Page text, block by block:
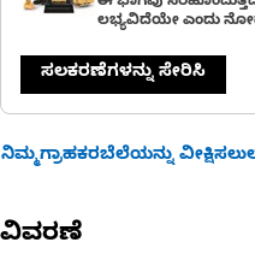
ಲಭ್ಯವಿದೆಯೇ ಎಂದು
ಸಲಕರಣೆಗಳನ್ನು ಸೇರಿಸಿ
ನಿಮ್ಮಗ್ರಾಹಕರಬೆಲೆಯನ್ನು
ವಿವರಣೆ